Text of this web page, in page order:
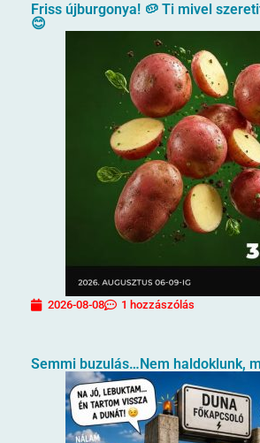
Friss újburgonya! 🥔 Ti mivel
😊
2026-08-08 1 hozzászólás
Semmi buzulás…Nem haldoklunk,